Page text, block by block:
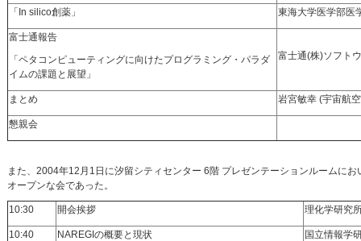
「In silico創薬」 東海大学医学部医
富士通報告
「ペタコンピューティングに向けたプログラミング・パラダ
イムの課題と展望」
富士通(株)ソフト
まとめ 岩宮敏幸 (宇宙航
懇親会
また、2004年12月1日に汐留シティセンター 6階 プレゼンテーションルームに
オープンな会であった。
10:30 開会挨拶 理化学研究
10:40 NAREGIの概要と現状 国立情報学